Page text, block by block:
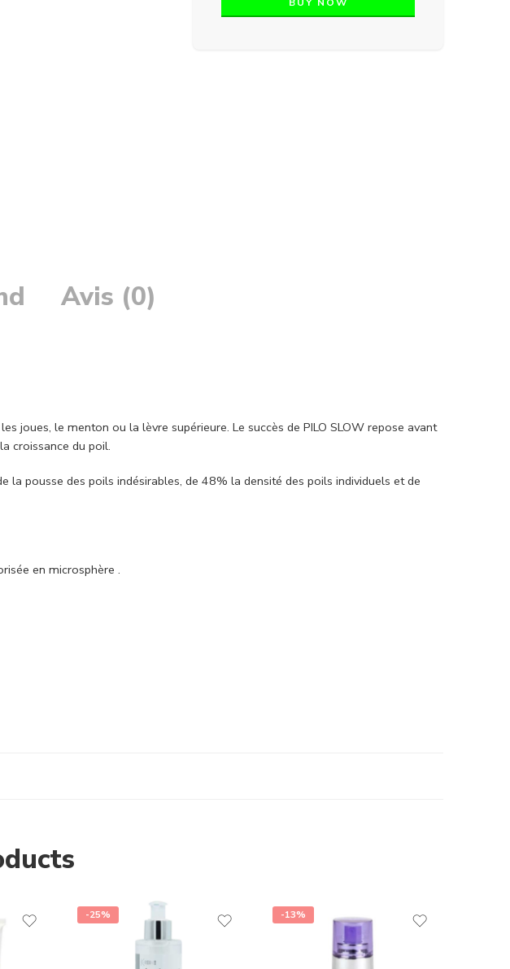
Avis (0)
joues, le menton ou la lèvre supérieure. Le succès de PILO SLOW repose avant
croissance du poil.
la pousse des poils indésirables, de 48% la densité des poils individuels et de
en microsphère .
-25% -13%